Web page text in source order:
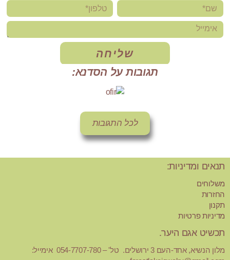
שליחה
תגובות על הסדנא:
לכל התגובות
תנאים ומדיניות:
משלוחים
החזרות
תקנון
מדיניות פרטיות
תכשיט אגם היער.
מלון הנשיא, אחד-העם 3 ירושלים. טל' – 054-7707-780 אימייל: